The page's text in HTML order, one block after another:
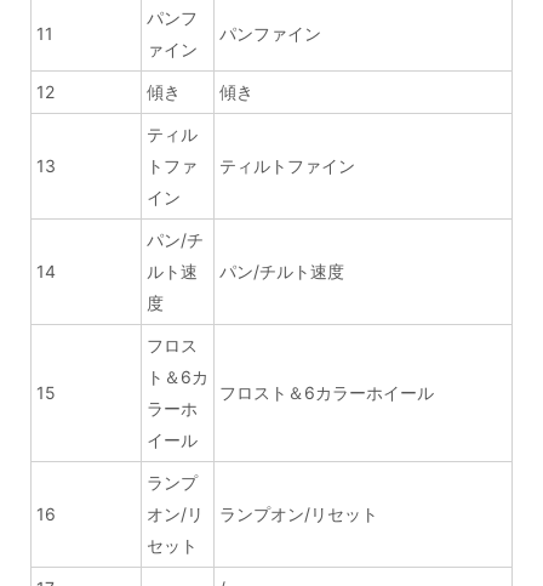
11
パンフ
ァイン
パンファイン
12 傾き 傾き
13
ティル
トファ
イン
ティルトファイン
14
パン/チ
ルト速
度
パン/チルト速度
15
フロス
ト＆6カ
ラーホ
イール
フロスト＆6カラーホイール
16
ランプ
オン/リ
セット
ランプオン/リセット